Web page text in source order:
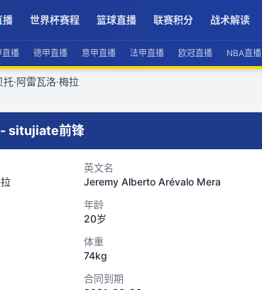
播 世界杯赛程 篮球直播 联赛积分 战术解读
直播 德甲直播 意甲直播 法甲直播 欧冠直播 NBA直播
·阿雷瓦洛·梅拉
-situjiate前锋
英文名
Jeremy Alberto Arévalo Mera
年龄
20岁
体重
74kg
合同到期